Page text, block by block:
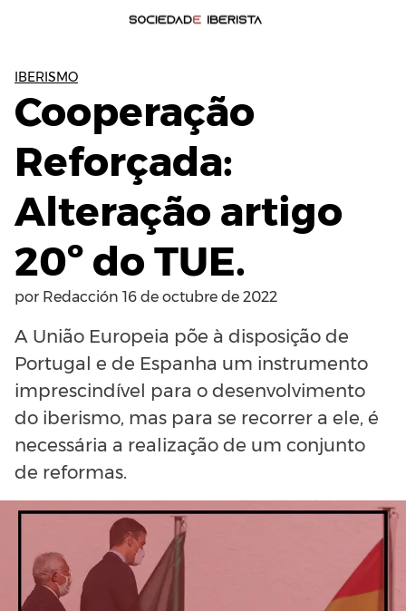
IBERISMO
Cooperação
Reforçada:
Alteração artigo
20º do TUE.
por Redacción 16 de octubre de 2022
A União Europeia põe à disposição de
Portugal e de Espanha um instrumento
imprescindível para o desenvolvimento
do iberismo, mas para se recorrer a ele, é
necessária a realização de um conjunto
de reformas.